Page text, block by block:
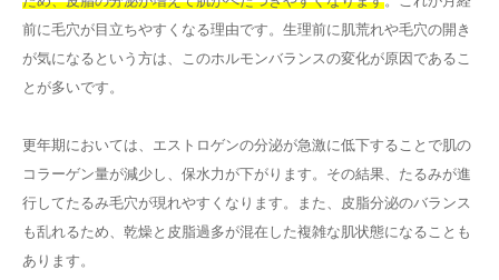
前に毛穴が目立ちやすくなる理由です。生理前に肌荒れや毛穴の開き
が気になるという方は、このホルモンバランスの変化が原因であるこ
とが多いです。
更年期においては、エストロゲンの分泌が急激に低下することで肌の
コラーゲン量が減少し、保水力が下がります。その結果、たるみが進
行してたるみ毛穴が現れやすくなります。また、皮脂分泌のバランス
も乱れるため、乾燥と皮脂過多が混在した複雑な肌状態になることも
あります。